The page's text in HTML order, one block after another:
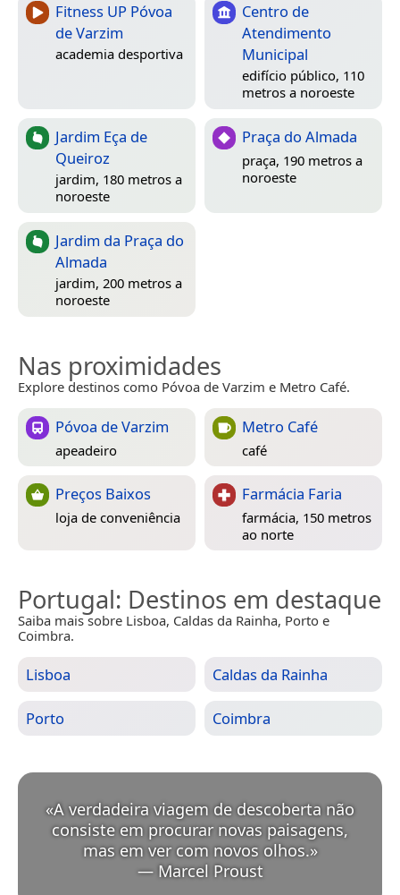
Fitness UP Póvoa
de Varzim
academia desportiva
Centro de
Atendimento
Municipal
edifício público, 110
metros a noroeste
Jardim Eça de
Queiroz
jardim, 180 metros a
noroeste
Praça do Almada
praça, 190 metros a
noroeste
Jardim da Praça do
Almada
jardim, 200 metros a
noroeste
Nas proximidades
Explore destinos como Póvoa de Varzim e Metro Café.
Póvoa de Varzim
apeadeiro
Metro Café
café
Preços Baixos
loja de conveniência
Farmácia Faria
farmácia, 150 metros
ao norte
Portugal: Destinos em destaque
Saiba mais sobre Lisboa, Caldas da Rainha, Porto e
Coimbra.
Lisboa Caldas da Rainha
Porto Coimbra
«A verdadeira viagem de descoberta não
consiste em procurar novas paisagens,
mas em ver com novos olhos. »
— Marcel Proust